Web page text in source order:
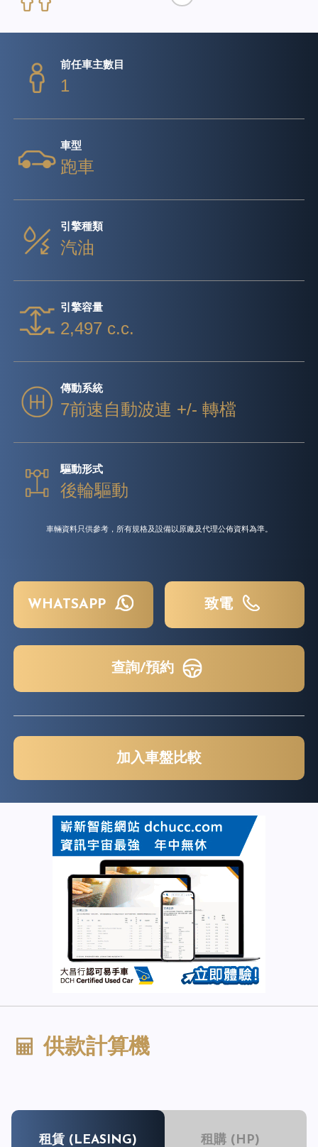
前任車主數目
1
車型
跑車
引擎種類
汽油
引擎容量
2,497 c.c.
傳動系統
7前速自動波連 +/- 轉檔
驅動形式
後輪驅動
車輛資料只供參考，所有規格及設備以原廠及代理公佈資料為準。
WHATSAPP 致電
查詢/預約
加入車盤比較
供款計算機
租賃 (LEASING) 租購 (HP)